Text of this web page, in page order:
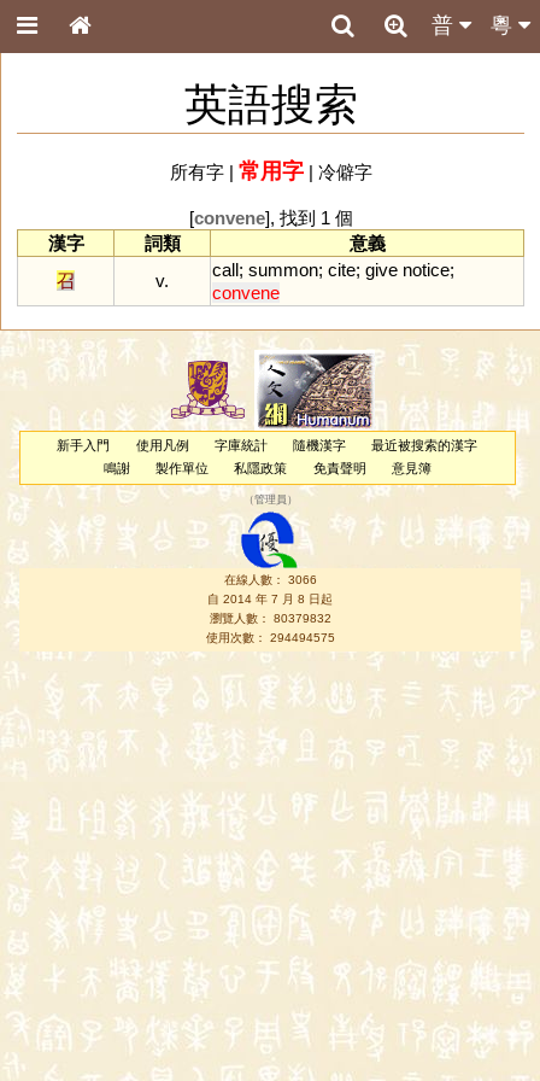
粵
普
英語搜索
所有字| 常用字| 冷僻字
[convene], 找到 1 個
漢字
詞類
意義
召
v.
call; summon; cite; give notice;
convene
新手入門 使用凡例 字庫統計 隨機漢字
最近被搜索的漢字
鳴謝
製作單位 私隱政策 免責聲明 意見簿
（管理員 ）
在線人數： 3066
自 2014 年 7 月 8 日起
瀏覽人數： 80379832
使用次數： 294494575